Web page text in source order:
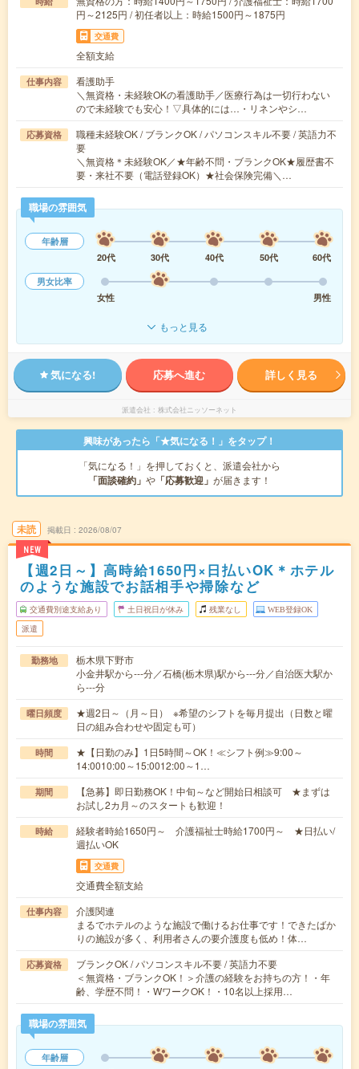
円～2125円 / 初任者以上：時給1500円～1875円
交通費
全額支給
仕事内容
看護助手
＼無資格・未経験OKの看護助手／医療行為は一切行わない
ので未経験でも安心！▽具体的には…・リネンやシ…
応募資格
職種未経験OK / ブランクOK / パソコンスキル不要 / 英語力不
要
＼無資格＊未経験OK／★年齢不問・ブランクOK★履歴書不
要・来社不要（電話登録OK）★社会保険完備＼…
職場の雰囲気
年齢層
20代
30代 40代 50代
60代
男女比率
女性
男性
もっと見る
気になる! 応募へ進む 詳しく見る
派遣会社 株式会社ニッソーネット
興味があったら「★気になる！」をタップ！
「気になる！」を押しておくと、派遣会社から
「面談確約」 や 「応募歓迎」 が届きます！
未読
NEW
掲載日 2026/08/07
【週2日～】高時給1650円×日払いOK＊ホテル
のような施設でお話相手や掃除など
交通費別途支給あり 土日祝日が休み 残業なし WEB登録OK
派遣
勤務地
栃木県下野市
小金井駅から---分／石橋(栃木県)駅から---分／自治医大駅か
ら---分
曜日頻度
★週2日～（月～日） ※希望のシフトを毎月提出（日数と曜
日の組み合わせや固定も可）
時間
★【日勤のみ】1日5時間～OK！≪シフト例≫9:00～
14:0010:00～15:0012:00～1…
期間
【急募】即日勤務OK！中旬～など開始日相談可 ★まずは
お試し2カ月～のスタートも歓迎！
時給
経験者時給1650円～ 介護福祉士時給1700円～ ★日払い/
週払いOK
交通費
交通費全額支給
仕事内容
介護関連
まるでホテルのような施設で働けるお仕事です！できたばか
りの施設が多く、利用者さんの要介護度も低め！体…
応募資格
ブランクOK / パソコンスキル不要 / 英語力不要
＜無資格・ブランクOK！＞介護の経験をお持ちの方！・年
齢、学歴不問！・WワークOK！・10名以上採用…
職場の雰囲気
年齢層